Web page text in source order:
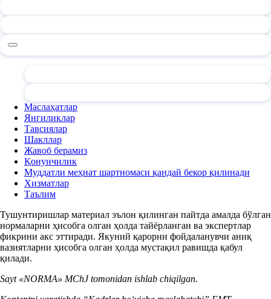
Маслаҳатлар
Янгиликлар
Тавсиялар
Шакллар
Жавоб берамиз
Қонунчилик
Муддатли меҳнат шартномаси қандай бекор қилинади
Хизматлар
Таълим
Тушунтиришлар материал эълон қилинган пайтда амалда бўлган
нормаларни ҳисобга олган ҳолда тайёрланган ва экспертлар
фикрини акс эттиради. Якуний қарорни фойдаланувчи аниқ
вазиятларни ҳисобга олган ҳолда мустақил равишда қабул
қилади.
Sayt «NORMA» MChJ tomonidan ishlab chiqilgan.